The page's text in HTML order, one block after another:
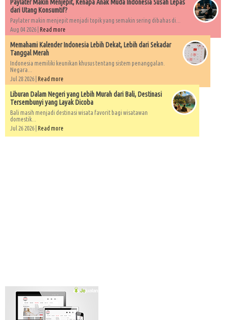
Paylater Makin Menjepit, Kenapa Anak Muda Indonesia Susah Lepas
dari Utang Konsumtif?
Paylater makin menjepit menjadi topik yang semakin sering dibahas di...
Aug 04 2026 | Read more
Memahami Kalender Indonesia Lebih Dekat, Lebih dari Sekadar
Tanggal Merah
Indonesia memiliki keunikan khusus tentang sistem penanggalan.
Negara...
Jul 28 2026 | Read more
Liburan Dalam Negeri yang Lebih Murah dari Bali, Destinasi
Tersembunyi yang Layak Dicoba
Bali masih menjadi destinasi wisata favorit bagi wisatawan
domestik...
Jul 26 2026 | Read more